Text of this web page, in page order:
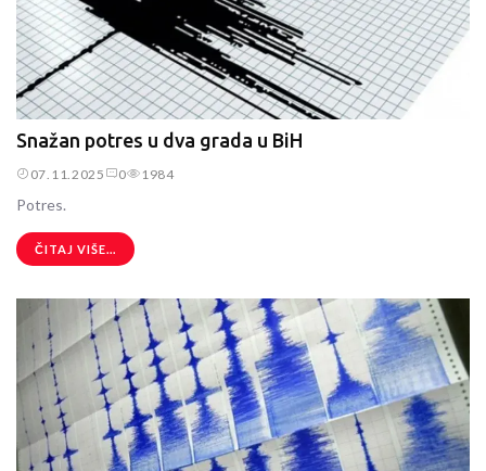
Snažan potres u dva grada u BiH
07.11.2025 0 1984
Potres.
ČITAJ VIŠE...